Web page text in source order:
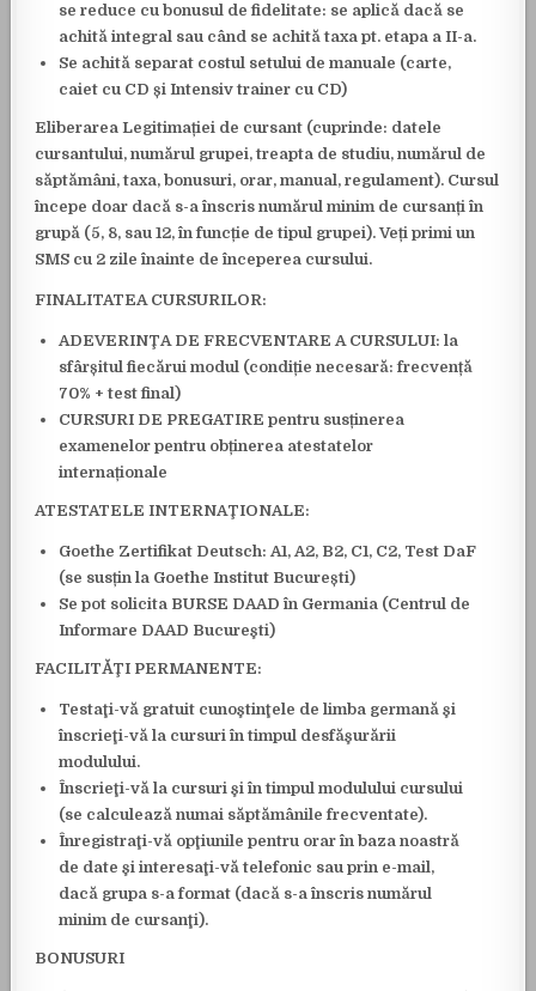
se reduce cubonusul de fidelitate: se aplică dacă se
achită integral sau când se achită taxa pt. etapa a II-a.
Se achită separat costul setului de manuale (carte,
caiet cu CD și Intensiv trainer cu CD)
Eliberarea Legitimației de cursant (cuprinde: datele
cursantului,numărul grupei, treapta de studiu, numărul de
săptămâni, taxa, bonusuri, orar, manual, regulament). Cursul
începe doar dacă s-a înscris numărul minim de cursanți în
grupă (5, 8, sau 12, în funcție de tipul grupei).Veți primi un
SMS cu 2 zile înainte de începerea cursului.
FINALITATEA CURSURILOR:
ADEVERINŢA DE FRECVENTARE A CURSULUI: la
sfârșitul fiecărui modul (condiție necesară: frecvență
70% + test final)
CURSURI DE PREGATIRE pentru susținerea
examenelor pentru obținerea atestatelor
internaționale
ATESTATELE INTERNAŢIONALE:
Goethe Zertifikat Deutsch: A1, A2, B2, C1, C2, Test DaF
(se susțin la Goethe Institut București)
Se pot solicita BURSE DAAD în Germania (Centrul de
Informare DAAD Bucureşti)
FACILITĂŢI PERMANENTE:
Testaţi-vă gratuit cunoştinţele de limba germană şi
înscrieţi-vă la cursuri în timpul desfăşurării
modulului.
Înscrieţi-vă la cursuri şi în timpul modulului cursului
(se calculează numai săptămânile frecventate).
Înregistraţi-vă opţiunile pentru orar în baza noastră
de date şi interesaţi-vă telefonic sau prin e-mail,
dacă grupa s-a format (dacă s-a înscris numărul
minim de cursanţi).
BONUSURI